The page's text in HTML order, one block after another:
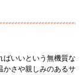
ばいいという無機質な
かさや親しみのあるサ